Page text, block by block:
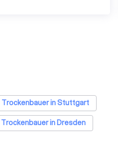
Trockenbauer in Stuttgart
Trockenbauer in Dresden